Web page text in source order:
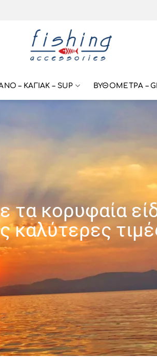
– ΚΑΓΙΑΚ – SUP ΒΥΘΟΜΕΤΡΑ –
τα κορυφαία
καλύτερες